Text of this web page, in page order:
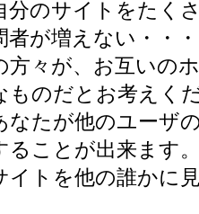
分のサイトをたく
者が増えない・・
方々が、お互いの
ものだとお考えく
なたが他のユーザ
ることが出来ます
イトを他の誰かに